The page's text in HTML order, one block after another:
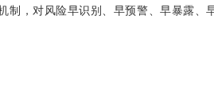
制，对风险早识别、早预警、早暴露、